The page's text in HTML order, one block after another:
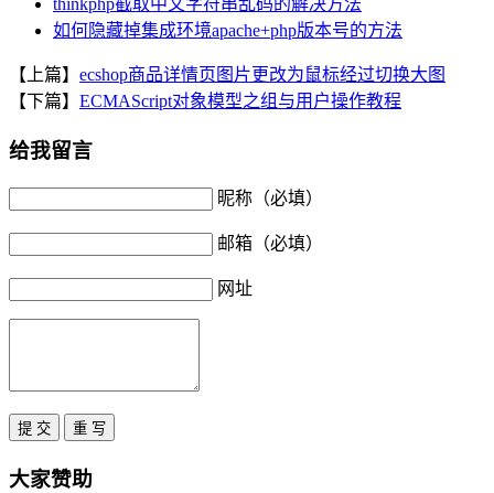
thinkphp截取中文字符串乱码的解决方法
如何隐藏掉集成环境apache+php版本号的方法
【上篇】 ecshop商品详情页图片更改为鼠标经过切换大图
【下篇】 ECMAScript对象模型之组与用户操作教程
给我留言
昵称（必填）
邮箱（必填）
网址
大家赞助